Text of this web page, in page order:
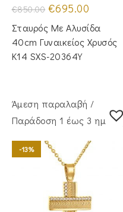
€850.00 Original
price
was:
€850.00.
€695.00
τιμή
είναι:
€695.00.
Σταυρός Με Αλυσίδα
40cm Γυναικείος Χρυσός
Κ14 SXS-20364Y
Άμεση παραλαβή /
Παράδoση 1 έως 3 ημέρες
-13%